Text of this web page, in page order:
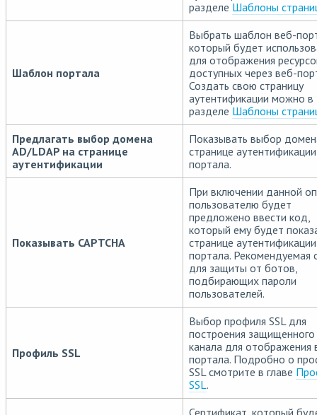
разделе Шаблоны
Шаблон портала
Выбрать шаблон веб-
который будет
для отображения
доступных через веб-
Создать свою страницу
аутентификации можно в
разделе Шаблоны
Предлагать выбор домена
AD/LDAP на странице
аутентификации
Показывать выбор
странице
портала.
Показывать CAPTCHA
При включении данной
пользователю будет
предложено ввести код,
который ему будет
странице
портала. Рекомендуемая
для защиты от ботов,
подбирающих пароли
пользователей.
Профиль SSL
Выбор профиля SSL для
построения защищенного
канала для отображения
портала. Подробно о
SSL смотрите в главе
SSL.
Сертификат, который